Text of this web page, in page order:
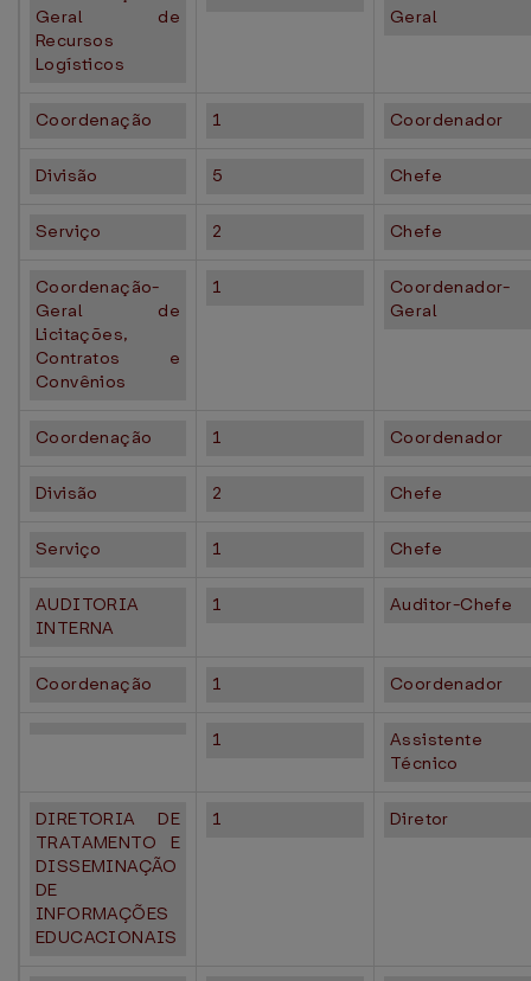
Geral de
Recursos
Logísticos
Geral
Coordenação 1 Coordenador
Divisão 5 Chefe
Serviço 2 Chefe
Coordenação-
Geral de
Licitações,
Contratos e
Convênios
1
Coordenador-
Geral
Coordenação 1 Coordenador
Divisão 2 Chefe
Serviço 1 Chefe
AUDITORIA
INTERNA
1 Auditor-Chefe
Coordenação 1 Coordenador
1
Assistente
Técnico
DIRETORIA DE
TRATAMENTO E
DISSEMINAÇÃO
DE
INFORMAÇÕES
EDUCACIONAIS
1 Diretor